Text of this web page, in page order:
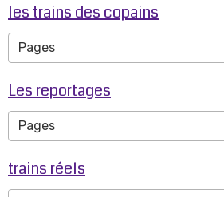
les trains des copains
Les reportages
trains réels